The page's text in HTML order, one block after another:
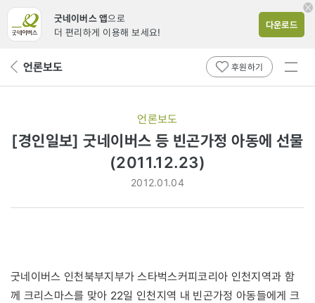
굿네이버스 앱으로
더 편리하게 이용해 보세요!
다운로드
뒤 언론보도 후원하기
전체
언론보도
[경인일보] 굿네이버스 등 빈곤가정 아동에 선물
(2011.12.23)
2012.01.04
굿네이버스 인천북부지부가 스타벅스커피코리아 인천지역과 함
께 크리스마스를 맞아 22일 인천지역 내 빈곤가정 아동들에게 크